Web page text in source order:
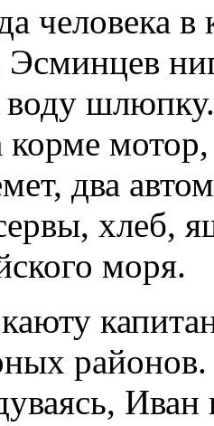
человека
воду
корме
два
хлеб,
моря.